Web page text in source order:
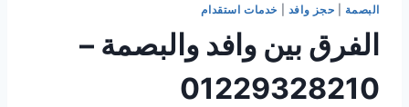
البصمة
حجز وافد خدمات استقدام
الفرق بين وافد والبصمة –
01229328210